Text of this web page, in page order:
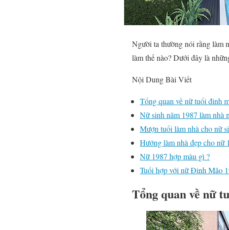
Người ta thường nói rằng làm
làm thế nào? Dưới đây là
Nội Dung Bài Viết
Tổng quan về nữ tuổi đinh
Nữ sinh năm 1987 làm nhà
Mượn tuổi làm nhà cho nữ
Hướng làm nhà đẹp cho nữ
Nữ 1987 hợp màu gì ?
Tuổi hợp với nữ Đinh Mão
Tổng quan về nữ